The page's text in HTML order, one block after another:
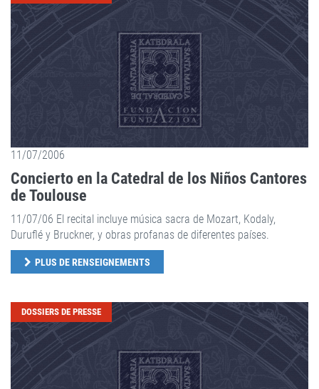
11/07/2006
Concierto en la Catedral de los Niños Cantores
de Toulouse
11/07/06 El recital incluye música sacra de Mozart, Kodaly,
Duruflé y Bruckner, y obras profanas de diferentes países.
PLUS DE RENSEIGNEMENTS
DOSSIERS DE PRESSE